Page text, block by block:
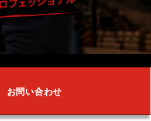
お問い合わせ